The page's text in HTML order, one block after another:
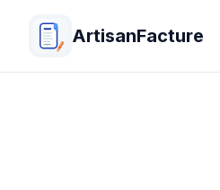
ArtisanFacture